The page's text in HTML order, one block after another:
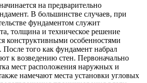
на предварительно
В большинстве случаев, при
фундаментом служит
толщина и техническое решение
конструктивными особенностями
После того как фундамент набрал
к возведению стен. Первоначально
мест расположения наружных и
намечают места установки угловых